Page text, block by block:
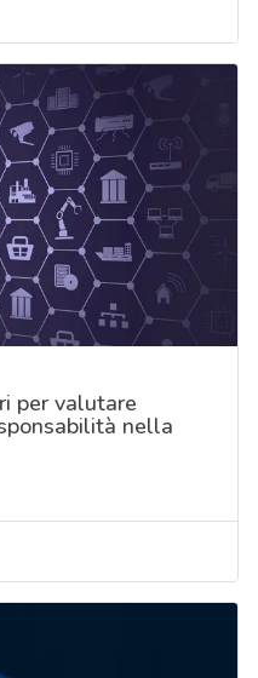
per valutare
nella